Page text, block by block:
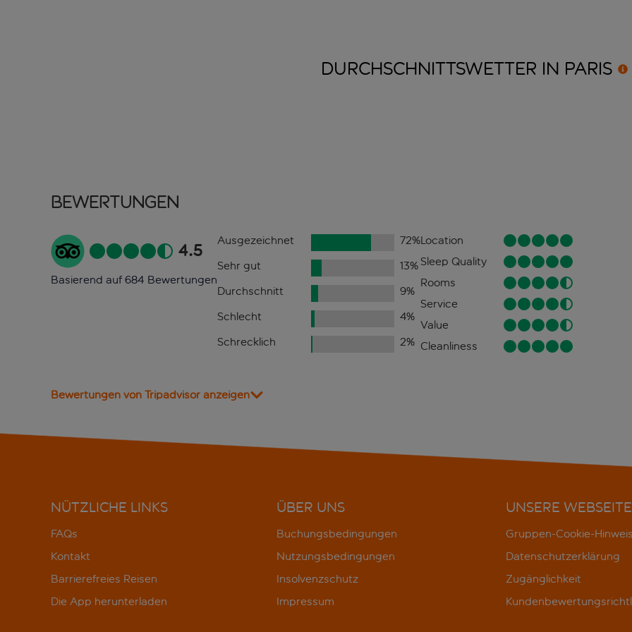
DURCHSCHNITTSWETTER IN PARIS
Bewertungen
4.5
Basierend auf 684 Bewertungen
Ausgezeichnet 72%
Sehr gut
13%
Durchschnitt
9%
Schlecht
4%
Schrecklich
2%
Location
Sleep Quality
Rooms
Service
Value
Cleanliness
Bewertungen von Tripadvisor anzeigen
NÜTZLICHE LINKS
FAQs
Kontakt
Barrierefreies Reisen
Die App herunterladen
ÜBER UNS
Buchungsbedingungen
Nutzungsbedingungen
Insolvenzschutz
Impressum
UNSERE WEBSEITE
Gruppen-Cookie-Hinweis
Datenschutzerklärung
Zugänglichkeit